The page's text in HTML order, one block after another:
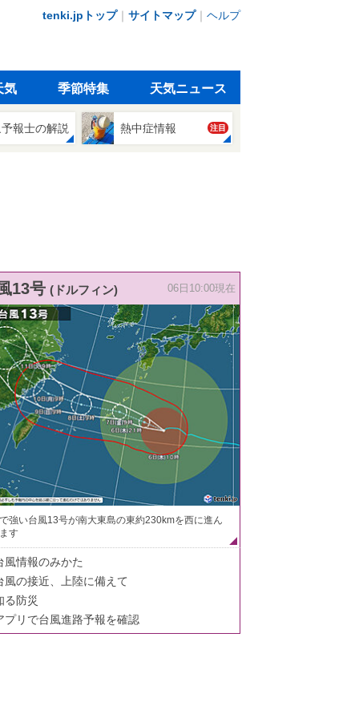
tenki.jpトップ｜ サイトマップ｜ ヘルプ
気 季節特集 天気ニュース
報士の解説 熱中症情報 注目
13号 (ドルフィン) 06日10:00現在
強い台風13号が南大東島の東約230kmを西に進ん
す
風情報のみかた
風の接近、上陸に備えて
る防災
プリで台風進路予報を確認